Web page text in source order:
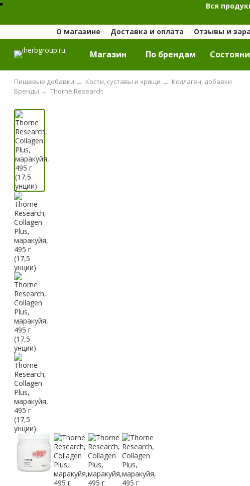
Вся
О магазине
Доставка и оплата Отзывы и
Магазин По брендам
Пищевые добавки → Кости, суставы и хрящи → Коллаген, добавки
Thorne Research
Бренды →